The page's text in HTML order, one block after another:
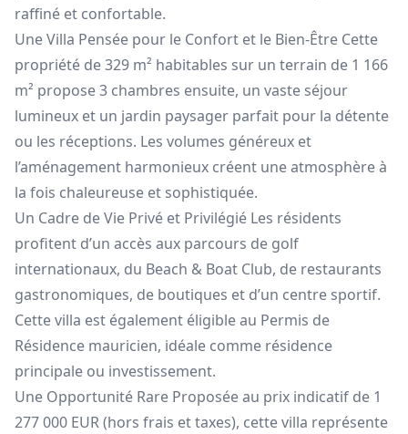
raffiné et confortable.
Une Villa Pensée pour le Confort et le Bien-Être Cette
propriété de 329 m² habitables sur un terrain de 1 166
m² propose 3 chambres ensuite, un vaste séjour
lumineux et un jardin paysager parfait pour la détente
ou les réceptions. Les volumes généreux et
l’aménagement harmonieux créent une atmosphère à
la fois chaleureuse et sophistiquée.
Un Cadre de Vie Privé et Privilégié Les résidents
profitent d’un accès aux parcours de golf
internationaux, du Beach & Boat Club, de restaurants
gastronomiques, de boutiques et d’un centre sportif.
Cette villa est également éligible au Permis de
Résidence mauricien, idéale comme résidence
principale ou investissement.
Une Opportunité Rare Proposée au prix indicatif de 1
277 000 EUR (hors frais et taxes), cette villa représente